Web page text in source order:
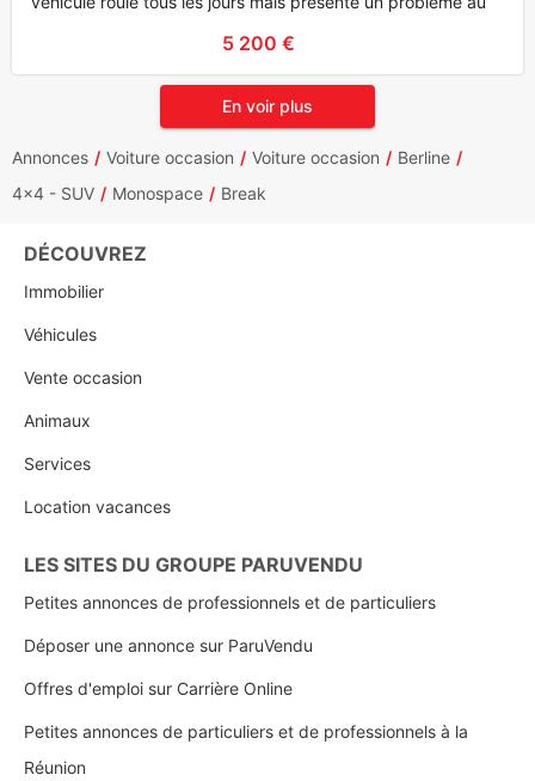
5 200 €
En voir plus
Annonces Voiture occasion Voiture occasion
Berline
4x4 - SUV
Monospace Break
DÉCOUVREZ
Immobilier
Véhicules
Vente occasion
Animaux
Services
Location vacances
LES SITES DU GROUPE PARUVENDU
Petites annonces de professionnels et de particuliers
Déposer une annonce sur ParuVendu
Offres d'emploi sur Carrière Online
Petites annonces de particuliers et de professionnels à la
Réunion